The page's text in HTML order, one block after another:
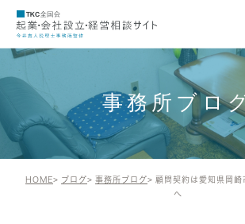
事務所ブロ
HOME ブログ 事務所ブログ
顧問契約は愛知県岡
へ